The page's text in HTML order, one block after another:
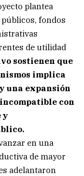
plantea
públicos, fondos
de utilidad
sostienen que
implica
una expansión
con
y
en una
de mayor
adelantaron